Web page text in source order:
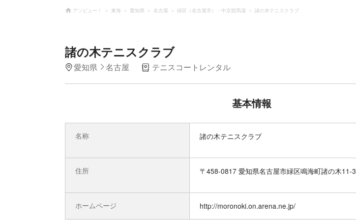
アソビュー！ 東海 愛知県 名古屋 緑区（名古屋市）・中京競馬場 諸の木テニスクラブ
諸の木テニスクラブ
愛知県 名古屋 テニスコートレンタル
基本情報
名称 諸の木テニスクラブ
住所 〒458-0817 愛知県名古屋市緑区鳴海町諸の木11-3
ホームページ http://moronoki.on.arena.ne.jp/